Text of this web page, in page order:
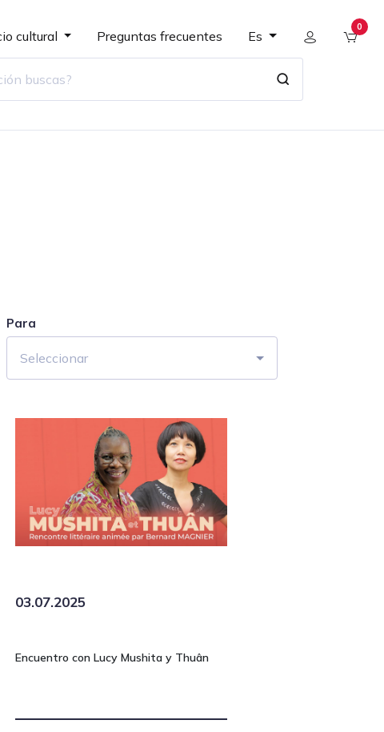
cultural Preguntas frecuentes Es
0
Para
Seleccionar
03.07.2025
Encuentro con Lucy Mushita y Thuân